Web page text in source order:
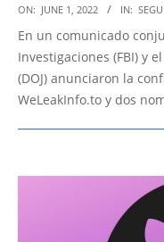
2022-
06-
01
ON: JUNE 1, 2022 IN:
En un comunicado
Investigaciones (FBI) y
(DOJ) anunciaron la
WeLeakInfo.to y dos